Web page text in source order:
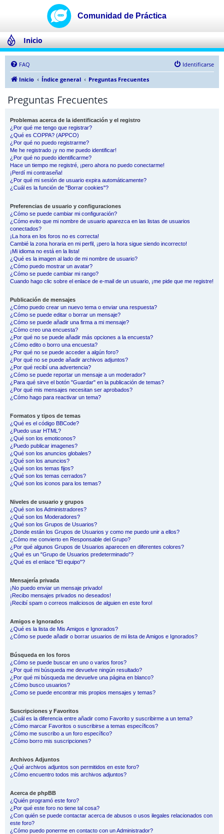
Inicio
FAQ
Identificarse
Inicio
Índice general Preguntas Frecuentes
Preguntas Frecuentes
Problemas acerca de la identificación y el registro
¿Por qué me tengo que registrar?
¿Qué es COPPA? (APPCO)
¿Por qué no puedo registrarme?
Me he registrado ¡y no me puedo identificar!
¿Por qué no puedo identificarme?
Hace un tiempo me registré, ¡pero ahora no puedo conectarme!
¡Perdí mi contraseña!
¿Por qué mi sesión de usuario expira automáticamente?
¿Cuál es la función de "Borrar cookies"?
Preferencias de usuario y configuraciones
¿Cómo se puede cambiar mi configuración?
¿Cómo evito que mi nombre de usuario aparezca en las listas de usuarios
conectados?
¡La hora en los foros no es correcta!
Cambié la zona horaria en mi perfil, ¡pero la hora sigue siendo incorrecto!
¡Mi idioma no está en la lista!
¿Qué es la imagen al lado de mi nombre de usuario?
¿Cómo puedo mostrar un avatar?
¿Cómo se puede cambiar mi rango?
Cuando hago clic sobre el enlace de e-mail de un usuario, ¡me pide que me registre!
Publicación de mensajes
¿Cómo puedo crear un nuevo tema o enviar una respuesta?
¿Cómo se puede editar o borrar un mensaje?
¿Cómo se puede añadir una firma a mi mensaje?
¿Cómo creo una encuesta?
¿Por qué no se puede añadir más opciones a la encuesta?
¿Cómo edito o borro una encuesta?
¿Por qué no se puede acceder a algún foro?
¿Por qué no se puede añadir archivos adjuntos?
¿Por qué recibí una advertencia?
¿Cómo se puede reportar un mensaje a un moderador?
¿Para qué sirve el botón "Guardar" en la publicación de temas?
¿Por qué mis mensajes necesitan ser aprobados?
¿Cómo hago para reactivar un tema?
Formatos y tipos de temas
¿Qué es el código BBCode?
¿Puedo usar HTML?
¿Qué son los emoticonos?
¿Puedo publicar imagenes?
¿Qué son los anuncios globales?
¿Qué son los anuncios?
¿Qué son los temas fijos?
¿Qué son los temas cerrados?
¿Qué son los iconos para los temas?
Niveles de usuario y grupos
¿Qué son los Administradores?
¿Qué son los Moderadores?
¿Qué son los Grupos de Usuarios?
¿Donde están los Grupos de Usuarios y como me puedo unir a ellos?
¿Cómo me convierto en Responsable del Grupo?
¿Por qué algunos Grupos de Usuarios aparecen en diferentes colores?
¿Qué es un "Grupo de Usuarios predeterminado"?
¿Qué es el enlace "El equipo"?
Mensajería privada
¡No puedo enviar un mensaje privado!
¡Recibo mensajes privados no deseados!
¡Recibí spam o correos maliciosos de alguien en este foro!
Amigos e Ignorados
¿Qué es la lista de Mis Amigos e Ignorados?
¿Cómo se puede añadir o borrar usuarios de mi lista de Amigos e Ignorados?
Búsqueda en los foros
¿Cómo se puede buscar en uno o varios foros?
¿Por qué mi búsqueda me devuelve ningún resultado?
¿Por qué mi búsqueda me devuelve una página en blanco?
¿Cómo busco usuarios?
¿Como se puede encontrar mis propios mensajes y temas?
Suscripciones y Favoritos
¿Cuál es la diferencia entre añadir como Favorito y suscribirme a un tema?
¿Cómo marcar Favoritos o suscribirse a temas específicos?
¿Cómo me suscribo a un foro específico?
¿Cómo borro mis suscripciones?
Archivos Adjuntos
¿Qué archivos adjuntos son permitidos en este foro?
¿Cómo encuentro todos mis archivos adjuntos?
Acerca de phpBB
¿Quién programó este foro?
¿Por qué este foro no tiene tal cosa?
¿Con quién se puede contactar acerca de abusos o usos ilegales relacionados con
este foro?
¿Cómo puedo ponerme en contacto con un Administrador?